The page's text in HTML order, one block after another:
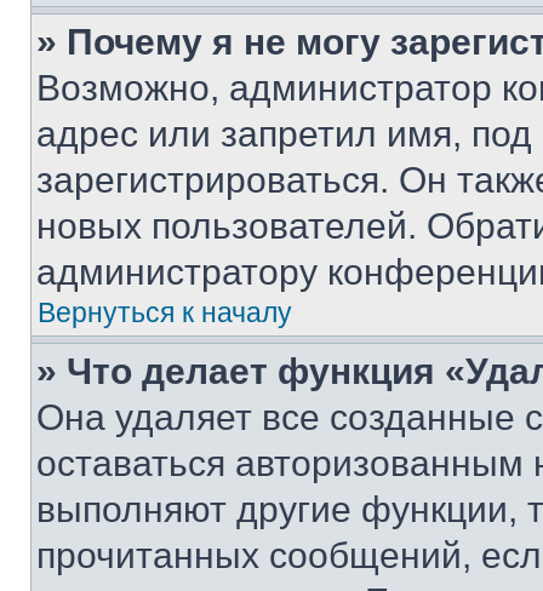
» Почему я не могу
Возможно, администратор
адрес или запретил имя,
зарегистрироваться. Он
новых пользователей.
администратору
Вернуться к началу
» Что делает функция
Она удаляет все созданные
оставаться
выполняют другие функции,
прочитанных сообщений,